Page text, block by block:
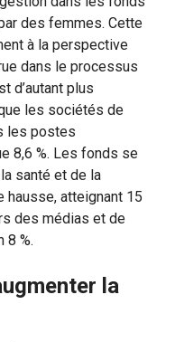
des femmes. Cette
à la perspective
dans le processus
d’autant plus
les sociétés de
les postes
8,6 %. Les fonds se
santé et de la
hausse, atteignant 15
des médias et de
8 %.
la